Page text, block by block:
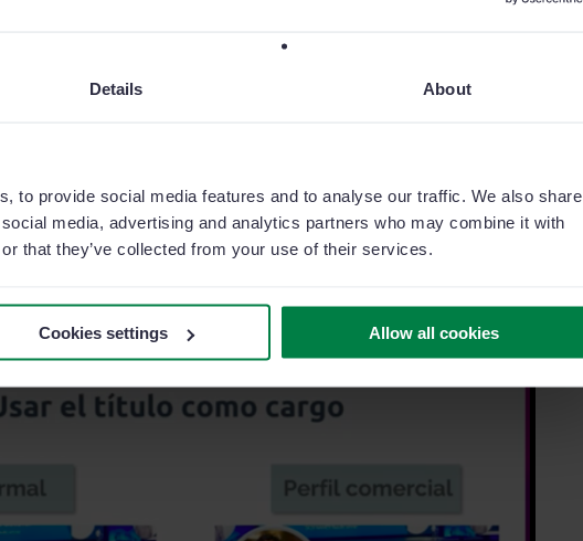
Details About
to provide social media features and to analyse our traffic. We also share
media, advertising and analytics partners who may combine it with
that they’ve collected from your use of their services.
Cookies settings Allow all cookies
empresa y puede ayudar a posicionar tu marca y comunicar tu
clientes.